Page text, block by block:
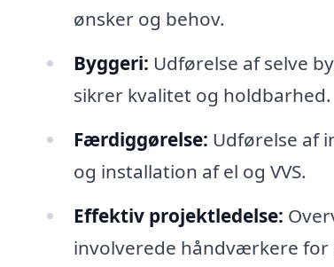
ønsker og behov.
Byggeri: Udførelse af selve
sikrer kvalitet og holdbarhed.
Færdiggørelse: Udførelse af
og installation af el og VVS.
Effektiv projektledelse:
involverede håndværkere